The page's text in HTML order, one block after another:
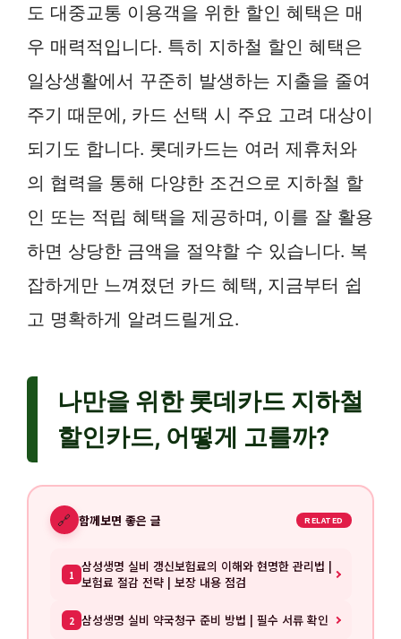
도 대중교통 이용객을 위한 할인 혜택은 매
우 매력적입니다. 특히 지하철 할인 혜택은
일상생활에서 꾸준히 발생하는 지출을 줄여
주기 때문에, 카드 선택 시 주요 고려 대상이
되기도 합니다. 롯데카드는 여러 제휴처와
의 협력을 통해 다양한 조건으로 지하철 할
인 또는 적립 혜택을 제공하며, 이를 잘 활용
하면 상당한 금액을 절약할 수 있습니다. 복
잡하게만 느껴졌던 카드 혜택, 지금부터 쉽
고 명확하게 알려드릴게요.
나만을 위한 롯데카드 지하철
할인카드, 어떻게 고를까?
🔗 함께보면 좋은 글 RELATED
1 삼성생명 실비 갱신보험료의 이해와 현명한 관리법 |
보험료 절감 전략 | 보장 내용 점검
2 삼성생명 실비 약국청구 준비 방법 | 필수 서류 확인